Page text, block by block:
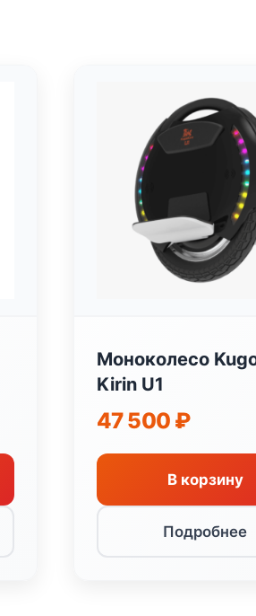
Моноколесо
Kirin U1
47 500 ₽
В корзину
Подробнее